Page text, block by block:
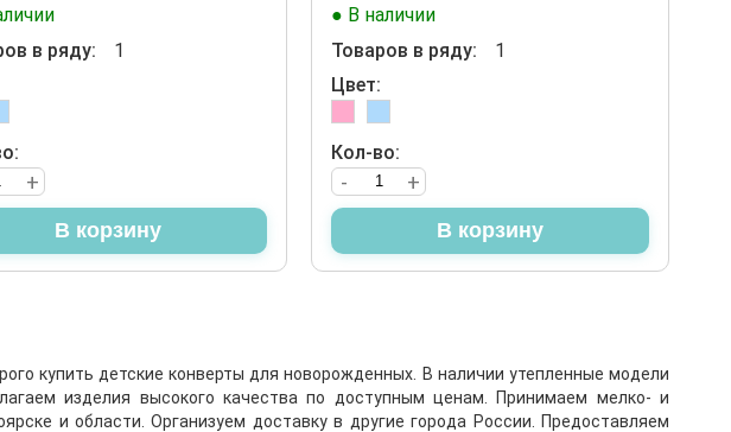
в ряду:
1
+
В корзину
● В наличии
Товаров в ряду:
1
Цвет:
Кол-во:
+
-
В корзину
купить детские конверты для новорожденных. В наличии утепленные модели
изделия высокого качества по доступным ценам. Принимаем мелко- и
и области. Организуем доставку в другие города России. Предоставляем